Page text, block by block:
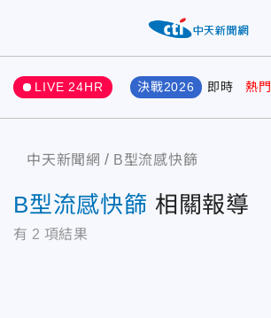
LIVE 24HR 決戰2026 即時 熱門
中天新聞網 B型流感快篩
B型流感快篩 相關報導
有 2 項結果